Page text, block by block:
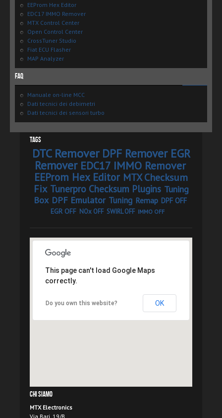
EEProm Hex Editor
EDC17 IMMO Remover
MTX Control Center
Open Control Center
CrossTuner Studio
Fiat ECU Flasher
MAP Analyzer
FAQ
Manuale on-line MCC
Dati tecnici dei debimetri
Dati tecnici dei sensori turbo
Tags
DTC Remover DPF Remover EGR
Remover EDC17 IMMO Remover
EEProm Hex Editor MTX Checksum
Fix Tunerpro Checksum Plugins Tuning
Box DPF Emulator Tuning Remap DPF OFF
EGR OFF NOx OFF SWIRL OFF IMMO OFF
This page can't load Google Maps
correctly.
Do you own this website? OK
Chi Siamo
MTX Electronics
Via Bari, 19/B